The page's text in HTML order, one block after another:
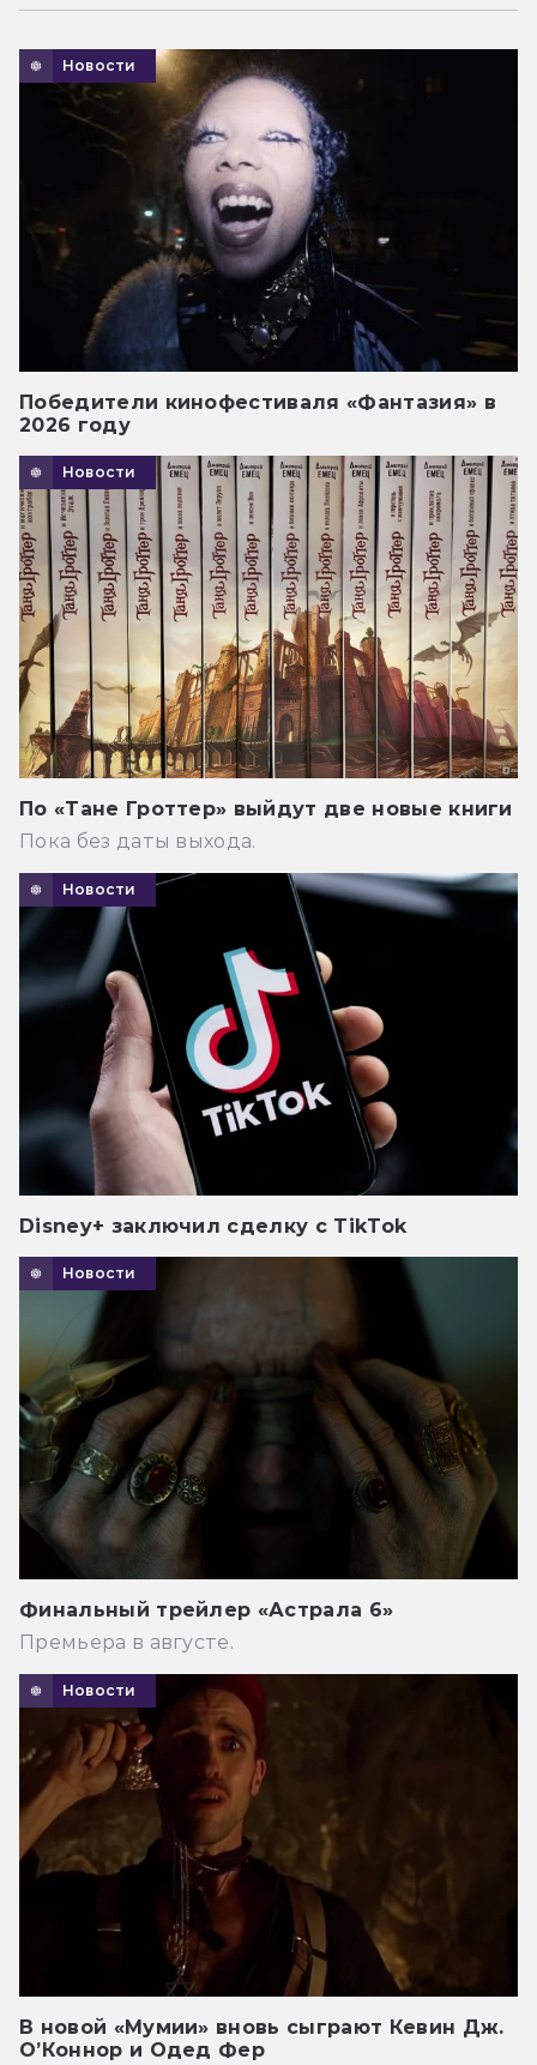
Новости
Победители кинофестиваля «Фантазия» в
2026 году
Новости
По «Тане Гроттер» выйдут две новые книги
Пока без даты выхода.
Новости
Disney+ заключил сделку с TikTok
Новости
Финальный трейлер «Астрала 6»
Премьера в августе.
Новости
В новой «Мумии» вновь сыграют Кевин Дж.
О’Коннор и Одед Фер